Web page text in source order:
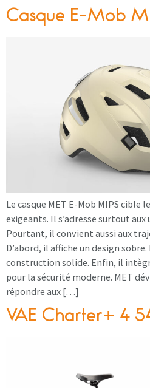
Casque E-Mob
Le casque MET E-Mob MIPS cible
exigeants. Il s’adresse surtout aux
Pourtant, il convient aussi aux
D’abord, il affiche un design
construction solide. Enfin, il
pour la sécurité moderne. MET
répondre aux […]
VAE Charter+ 4